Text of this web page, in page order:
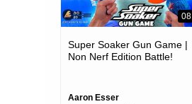
Super Soaker Gun Game |
Non Nerf Edition Battle!
Aaron Esser